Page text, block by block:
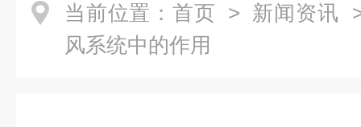
当前位置： 首页 > 新闻资讯
风系统中的作用